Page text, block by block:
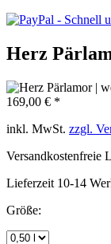
Herz
169,00 € *
inkl. MwSt. zzgl.
Versandkostenfreie
Lieferzeit 10-14
Größe: